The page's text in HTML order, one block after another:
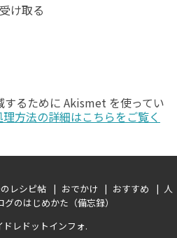
け取る
するために Akismet を使ってい
方法の詳細はこちらをご覧く
レシピ帖 おでかけ おすすめ
人
グのはじめかた（備忘録）
ドレドットインフォ.